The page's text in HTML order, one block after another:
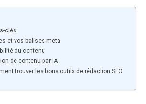
clés
et vos balises meta
du contenu
de contenu par IA
trouver les bons outils de rédaction SEO